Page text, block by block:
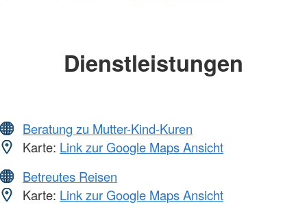
Dienstleistungen
Beratung zu Mutter-Kind-Kuren
Karte: Link zur Google Maps Ansicht
Betreutes Reisen
Karte: Link zur Google Maps Ansicht